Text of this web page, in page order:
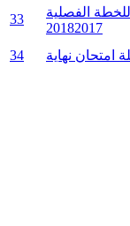
33
للخطة الفصلية
20182017
34
امتحان نهاية